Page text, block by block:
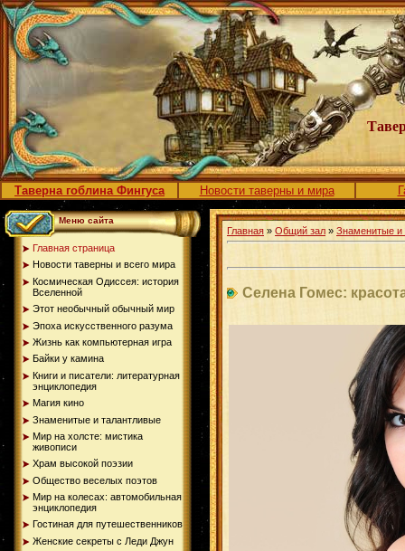
Таверна гоблина Фингуса Новости таверны и мира
Меню сайта
Главная страница
Новости таверны и всего мира
Космическая Одиссея: история
Вселенной
Этот необычный обычный мир
Эпоха искусственного разума
Жизнь как компьютерная игра
Байки у камина
Книги и писатели: литературная
энциклопедия
Магия кино
Знаменитые и талантливые
Мир на холсте: мистика
живописи
Храм высокой поэзии
Общество веселых поэтов
Мир на колесах: автомобильная
энциклопедия
Гостиная для путешественников
Женские секреты с Леди Джун
Главная » Общий зал » Знаменитые и
Селена Гомес: